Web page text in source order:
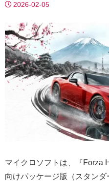
2026-02-05
マイクロソフトは、『Forza
向けパッケージ版（スタン